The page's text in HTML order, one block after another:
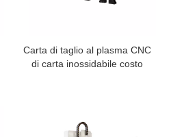
Carta di taglio al plasma CNC
di carta inossidabile costo